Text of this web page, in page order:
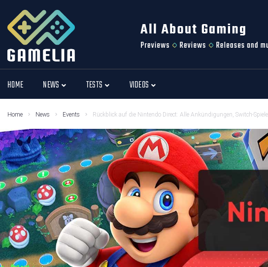
HOME NEWS TESTS VIDEOS
Home News Events Rückblick auf die Nintendo Direct: Alle Ankündigungen, Switch-